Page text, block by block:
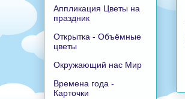
Аппликация Цветы на
праздник
Открытка - Объёмные
цветы
Окружающий нас Мир
Времена года -
Карточки